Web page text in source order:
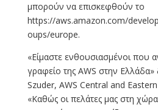
μπορούν να επισκεφθούν το
https://aws.amazon.com/
oups/europe.
«Είμαστε ενθουσιασμένοι που
γραφείο της AWS στην
Szuder, AWS Central and
«Καθώς οι πελάτες μας στη